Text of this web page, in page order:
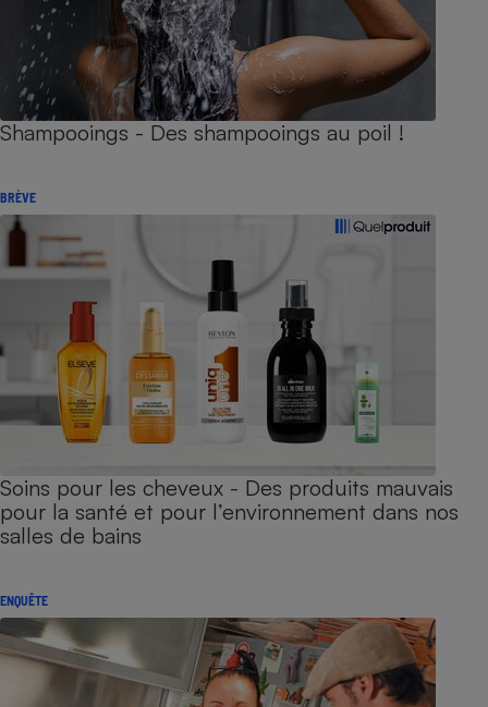
Shampooings - Des shampooings au poil !
BRÈVE
Soins pour les cheveux - Des produits mauvais
pour la santé et pour l’environnement dans nos
salles de bains
ENQUÊTE